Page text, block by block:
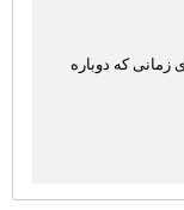
زمانی که دوباره